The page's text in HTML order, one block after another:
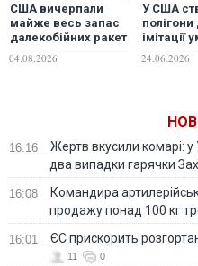
США вичерпали
майже весь запас
далекобійних ракет
Іраном, - Reuters
04.08.2026
У США
полігони
імітації
Україні
24.06.2026
16:16
Жертв вкусили комарі: у
два випадки гарячки
16:08
Командира
продажу понад 100 кг
16:01 ЄС прискорить
11 0